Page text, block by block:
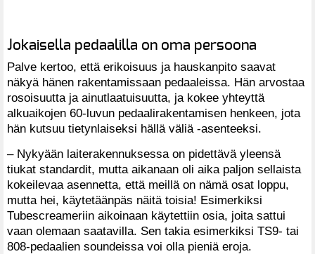
Jokaisella pedaalilla on oma persoona
Palve kertoo, että erikoisuus ja hauskanpito saavat
näkyä hänen rakentamissaan pedaaleissa. Hän arvostaa
rosoisuutta ja ainutlaatuisuutta, ja kokee yhteyttä
alkuaikojen 60-luvun pedaalirakentamisen henkeen, jota
hän kutsuu tietynlaiseksi hällä väliä -asenteeksi.
– Nykyään laiterakennuksessa on pidettävä yleensä
tiukat standardit, mutta aikanaan oli aika paljon sellaista
kokeilevaa asennetta, että meillä on nämä osat loppu,
mutta hei, käytetäänpäs näitä toisia! Esimerkiksi
Tubescreameriin aikoinaan käytettiin osia, joita sattui
vaan olemaan saatavilla. Sen takia esimerkiksi TS9- tai
808-pedaalien soundeissa voi olla pieniä eroja.